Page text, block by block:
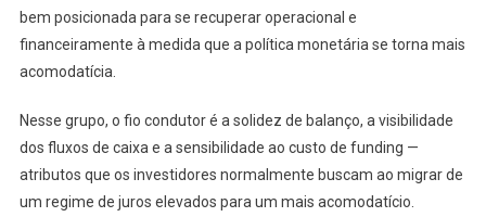
bem posicionada para se recuperar operacional e
financeiramente à medida que a política monetária se torna mais
acomodatícia.
Nesse grupo, o fio condutor é a solidez de balanço, a visibilidade
dos fluxos de caixa e a sensibilidade ao custo de funding —
atributos que os investidores normalmente buscam ao migrar de
um regime de juros elevados para um mais acomodatício.